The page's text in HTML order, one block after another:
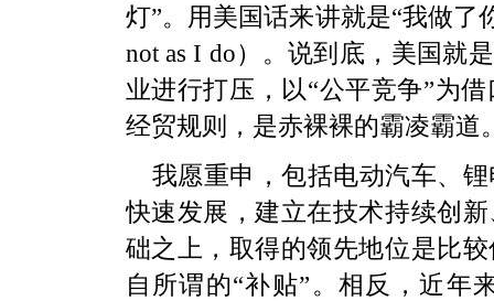
灯”。用美国话来讲就是“我做
not as I do）。说到底，美国就
业进行打压，以“公平竞争”为
经贸规则，是赤裸裸的霸凌霸道
我愿重申，包括电动汽车、
快速发展，建立在技术持续创
础之上，取得的领先地位是比
自所谓的“补贴”。相反，近年